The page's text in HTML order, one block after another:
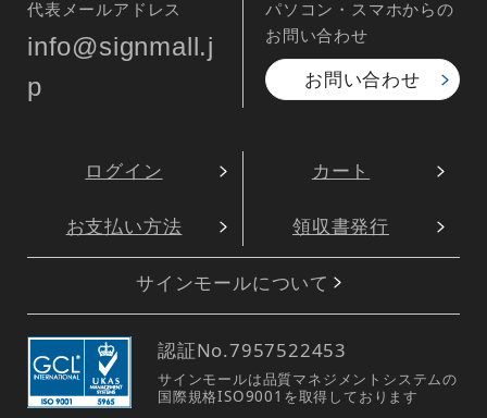
代表メールアドレス
info@signmall.j
p
パソコン・スマホからの
お問い合わせ
お問い合わせ
ログイン カート
お支払い方法 領収書発行
サインモールについて
認証No.7957522453
サインモールは品質マネジメントシステムの
国際規格ISO9001を取得しております